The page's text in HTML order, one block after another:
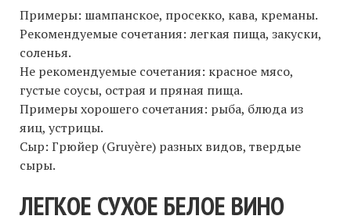
Примеры: шампанское, просекко, кава, креманы.
Рекомендуемые сочетания: легкая пища, закуски,
соленья.
Не рекомендуемые сочетания: красное мясо,
густые соусы, острая и пряная пища.
Примеры хорошего сочетания: рыба, блюда из
яиц, устрицы.
Сыр: Грюйер (Gruyère) разных видов, твердые
сыры.
ЛЕГКОЕ СУХОЕ БЕЛОЕ ВИНО